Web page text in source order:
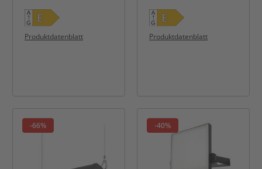
Produktdatenblatt Produktdatenblatt
-66% -40%